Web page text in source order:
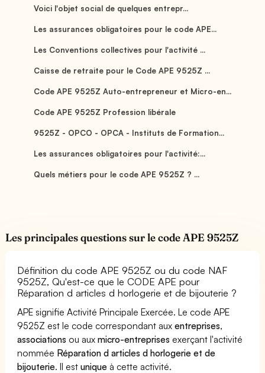
Voici l'objet social de quelques entrepr...
Les assurances obligatoires pour le code APE...
Les Conventions collectives pour l'activité ...
Caisse de retraite pour le Code APE 9525Z ...
Code APE 9525Z Auto-entrepreneur et Micro-en...
Code APE 9525Z Profession libérale
9525Z - OPCO - OPCA - Instituts de Formation...
Les assurances obligatoires pour l'activité:...
Quels métiers pour le code APE 9525Z ? ...
Les principales questions sur le code APE 9525Z
Définition du code APE 9525Z ou du code NAF
9525Z, Qu'est-ce que le CODE APE pour
Réparation d articles d horlogerie et de bijouterie ?
APE signifie Activité Principale Exercée. Le code APE
9525Z est le code correspondant auxentreprises,
associations ou auxmicro-entreprises exerçant l'activité
nommée Réparation d articles d horlogerie et de
bijouterie. Il estunique à cette activité.